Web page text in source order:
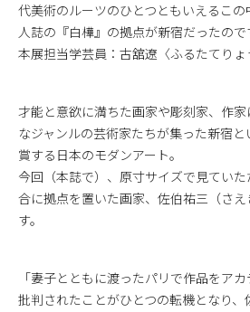
代美術のルーツのひとつともいえるこ
人誌の『白樺』の拠点が新宿だったの
本展担当学芸員：古舘遼〈ふるたてりょ
才能と意欲に満ちた画家や彫刻家、作
なジャンルの芸術家たちが集った新宿
賞する日本のモダンアート。
今回（本誌で）、原寸サイズで見てい
合に拠点を置いた画家、佐伯祐三（さ
す。
「妻子とともに渡ったパリで作品をア
批判されたことがひとつの転機となり